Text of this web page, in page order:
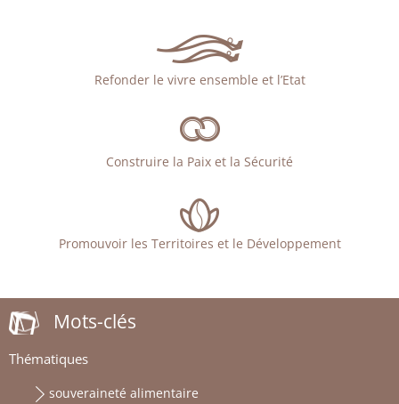
Refonder le vivre ensemble et l’Etat
Construire la Paix et la Sécurité
Promouvoir les Territoires et le Développement
Mots-clés
Thématiques
souveraineté alimentaire